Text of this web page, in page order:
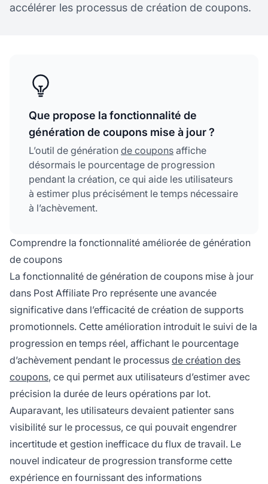
accélérer les processus de création de coupons.
Que propose la fonctionnalité de
génération de coupons mise à jour ?
L’outil de génération de coupons affiche
désormais le pourcentage de progression
pendant la création, ce qui aide les utilisateurs
à estimer plus précisément le temps nécessaire
à l’achèvement.
Comprendre la fonctionnalité améliorée de génération
de coupons
La fonctionnalité de génération de coupons mise à jour
dans Post Affiliate Pro représente une avancée
significative dans l’efficacité de création de supports
promotionnels. Cette amélioration introduit le suivi de la
progression en temps réel, affichant le pourcentage
d’achèvement pendant le processus de création des
coupons, ce qui permet aux utilisateurs d’estimer avec
précision la durée de leurs opérations par lot.
Auparavant, les utilisateurs devaient patienter sans
visibilité sur le processus, ce qui pouvait engendrer
incertitude et gestion inefficace du flux de travail. Le
nouvel indicateur de progression transforme cette
expérience en fournissant des informations